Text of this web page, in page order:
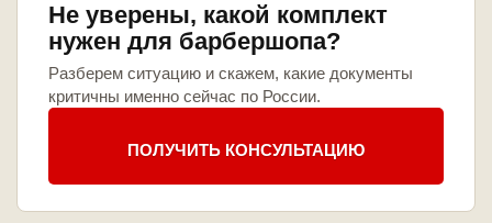
Не уверены, какой комплект
нужен для барбершопа?
Разберем ситуацию и скажем, какие документы
критичны именно сейчас по России.
ПОЛУЧИТЬ КОНСУЛЬТАЦИЮ